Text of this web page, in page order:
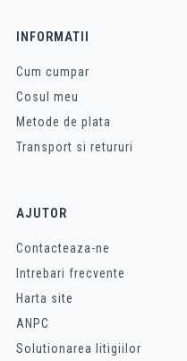
INFORMATII
Cum cumpar
Cosul meu
Metode de plata
Transport si retururi
AJUTOR
Contacteaza-ne
Intrebari frecvente
Harta site
ANPC
Solutionarea litigiilor